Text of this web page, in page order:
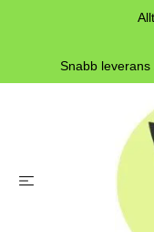
Snabb